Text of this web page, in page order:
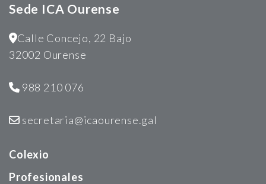
Sede ICA Ourense
Calle Concejo, 22 Bajo
32002 Ourense
988 210 076
secretaria@icaourense.gal
Colexio
Profesionales